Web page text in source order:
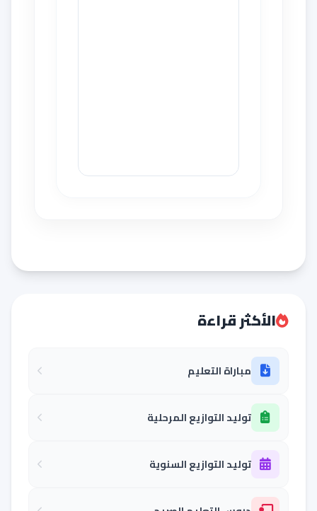
الأكثر قراءة
مباراة التعليم
توليد التوازيع المرحلية
توليد التوازيع السنوية